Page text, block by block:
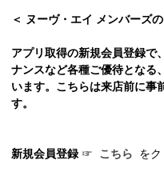
＜ ヌーヴ・エイ メンバーズ
アプリ取得の新規会員登録で
ナンスなど各種ご優待となる
います。こちらは来店前に事
す。
新規会員登録 ☞ こちら をク